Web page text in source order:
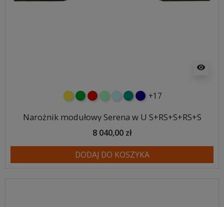
visibility
żółtyzielonyczerwony
miętowybłękitnyturkusowy
granatowy
+17
Narożnik modułowy Serena w U S+RS+S+RS+S
8 040,00 zł
DODAJ DO KOSZYKA